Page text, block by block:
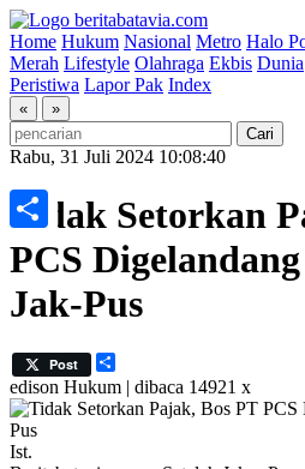
Home Hukum Nasional Metro Halo
Merah Lifestyle Olahraga Ekbis Dunia
Peristiwa Lapor Pak Index
« »
Rabu, 31 Juli 2024 10:08:40
Tidak Setorkan
PCS
Jak-Pus
Post
edison Hukum | dibaca 14921 x
Ist.
Share